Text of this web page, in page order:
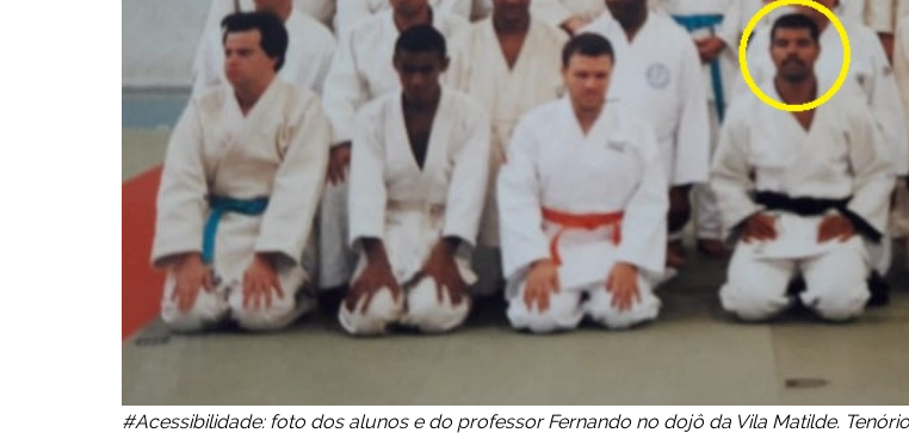
#Acessibilidade: foto dos alunos e do professor Fernando no dojô da Vila Matilde.